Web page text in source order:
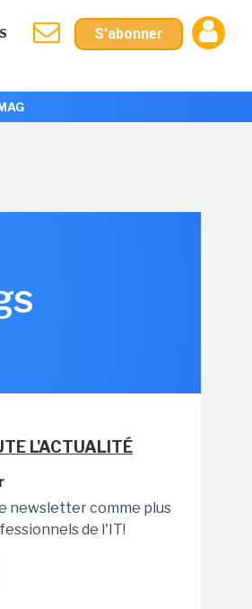
S'abonner
L'ACTUALITÉ
newsletter comme plus
de l'IT!